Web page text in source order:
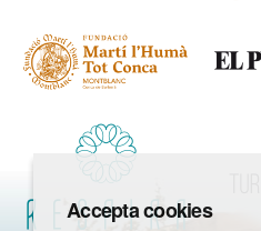
Accepta cookies